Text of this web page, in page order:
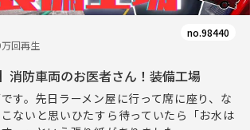
回再生
no.98440
消防車両のお医者さん！装備工場
す。先日ラーメン屋に行って席に座り、な
ないと思いひたすら待っていたら「お水は